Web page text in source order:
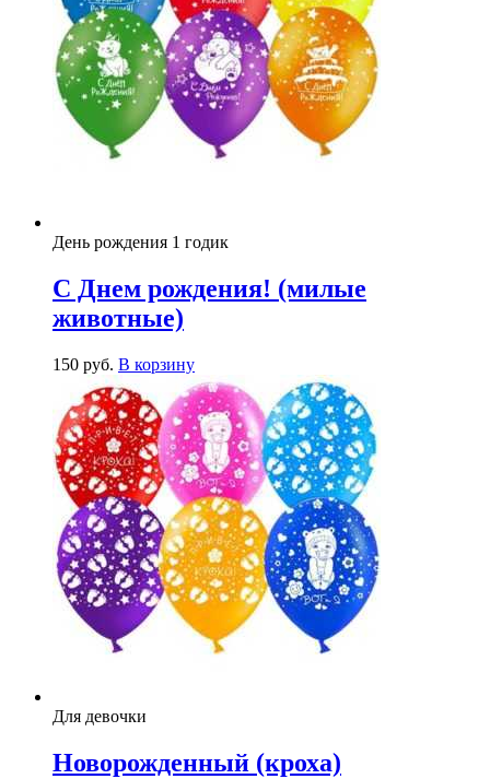
День рождения 1 годик
С Днем рождения! (милые
животные)
150 руб. В корзину
Для девочки
Новорожденный (кроха)